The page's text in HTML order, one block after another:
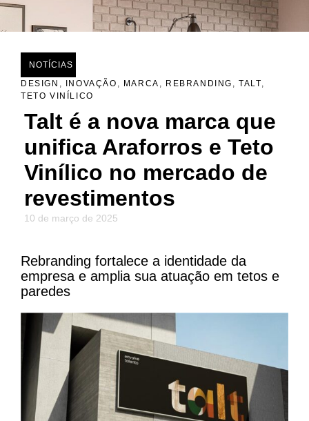
NOTÍCIAS
DESIGN , INOVAÇÃO , MARCA , REBRANDING ,TALT,
TETO VINÍLICO
Talt é a nova marca que
unifica Araforros e Teto
Vinílico no mercado de
revestimentos
10 de março de 2025
Rebranding fortalece a identidade da
empresa e amplia sua atuação em tetos e
paredes